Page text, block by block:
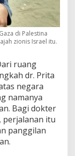
di Palestina
zionis Israel itu.
ruang
dr. Prita
negara
namanya
Bagi dokter
perjalanan itu
panggilan